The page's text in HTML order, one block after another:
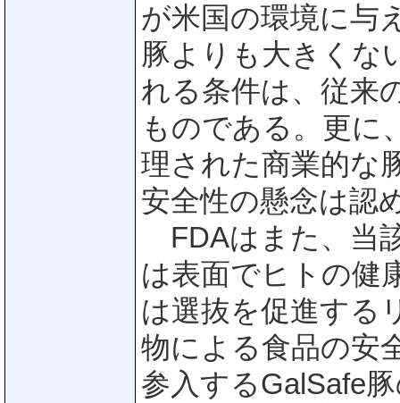
が米国の環境に与
豚よりも大きくな
れる条件は、従来
ものである。更に
理された商業的な
安全性の懸念は認
FDAはまた、当
は表面でヒトの健
は選抜を促進する
物による食品の安
参入するGalSafe